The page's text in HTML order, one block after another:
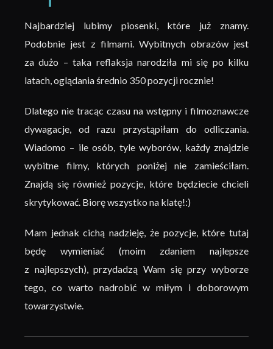
Najbardziej lubimy piosenki, które już znamy.
Podobnie jest z filmami. Wybitnych obrazów jest
za dużo – taka reflaksja narodziła mi się po kilku
latach, oglądania średnio 350 pozycji rocznie!
Dlatego nie tracąc czasu na wstępny i filmoznawcze
dywagacje, od razu przystąpiłam do odliczania.
Wiadomo – ile osób, tyle wyborów, każdy znajdzie
wybitne filmy, których poniżej nie zamieściłam.
Znajdą się również pozycje, które będziecie chcieli
skrytykować. Biorę wszystko na klatę!:)
Mam jednak cichą nadzieję, że pozycje, które tutaj
będę wymieniać (moim zdaniem najlepsze
z najlepszych), przydadzą Wam się przy wyborze
tego, co warto nadrobić w miłym i doborowym
towarzystwie.